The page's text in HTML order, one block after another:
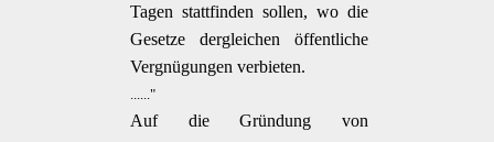
Tagen stattfinden sollen, wo die
Gesetze dergleichen öffentliche
Vergnügungen verbieten.
......"
Auf die Gründung von